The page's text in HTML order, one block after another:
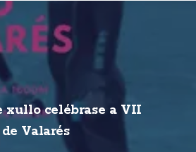
xullo celébrase a VII
Valarés